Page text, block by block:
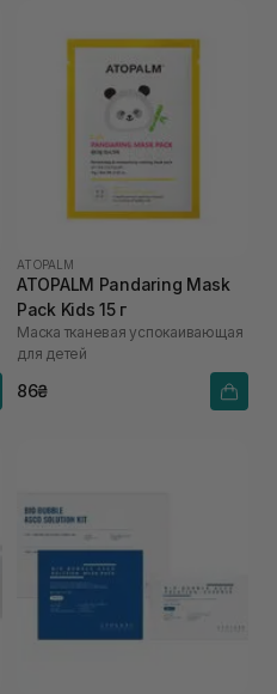
ATOPALM
ATOPALM Pandaring Mask
Pack Kids 15 г
Маска тканевая успокаивающая
для детей
86₴